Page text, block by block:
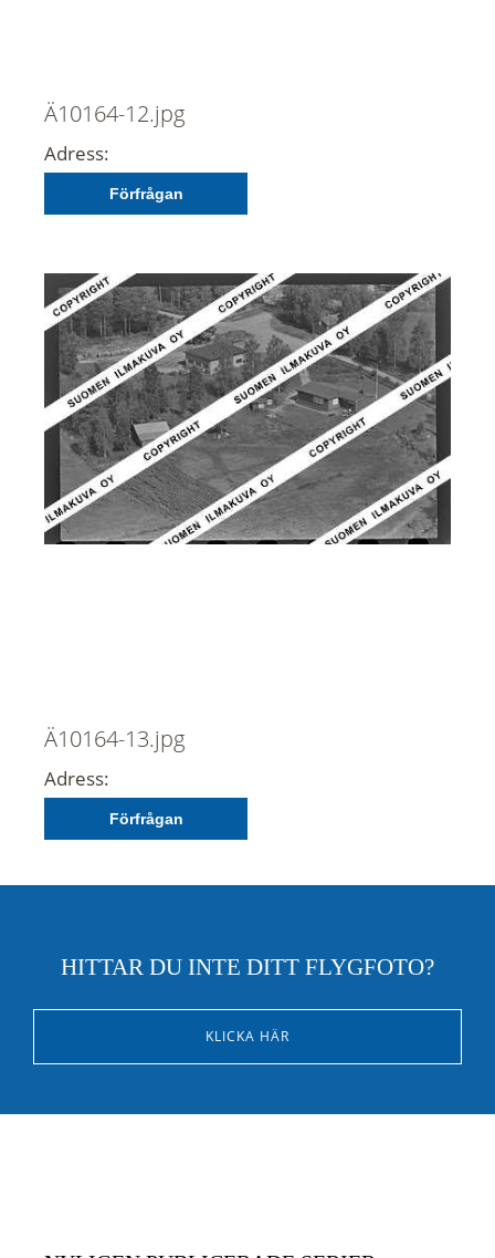
Ä10164-12.jpg
Adress:
Förfrågan
Ä10164-13.jpg
Adress:
Förfrågan
HITTAR DU INTE DITT FLYGFOTO?
KLICKA HÄR